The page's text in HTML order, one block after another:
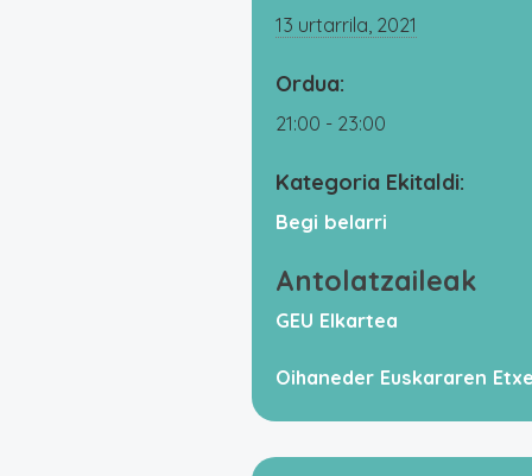
13 urtarrila, 2021
Ordua:
21:00 - 23:00
Kategoria Ekitaldi:
Begi belarri
Antolatzaileak
GEU Elkartea
Oihaneder Euskararen